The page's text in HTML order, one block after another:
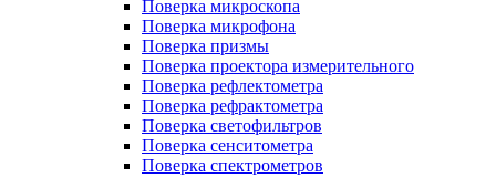
Поверка микроскопа
Поверка микрофона
Поверка призмы
Поверка проектора измерительного
Поверка рефлектометра
Поверка рефрактометра
Поверка светофильтров
Поверка сенситометра
Поверка спектрометров